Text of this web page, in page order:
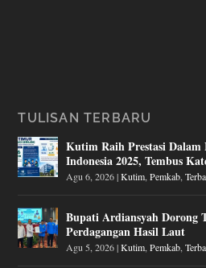
TULISAN TERBARU
Kutim Raih Prestasi
Indonesia 2025, Tembus
Agu 6, 2026|Kutim ,Pemkab ,
Bupati Ardiansyah Dorong
Perdagangan Hasil Laut
Agu 5, 2026|Kutim ,Pemkab ,